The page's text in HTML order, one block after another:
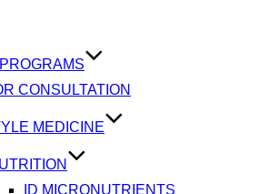
CONSULTATION
MEDICINE
ID MICRONUTRIENTS